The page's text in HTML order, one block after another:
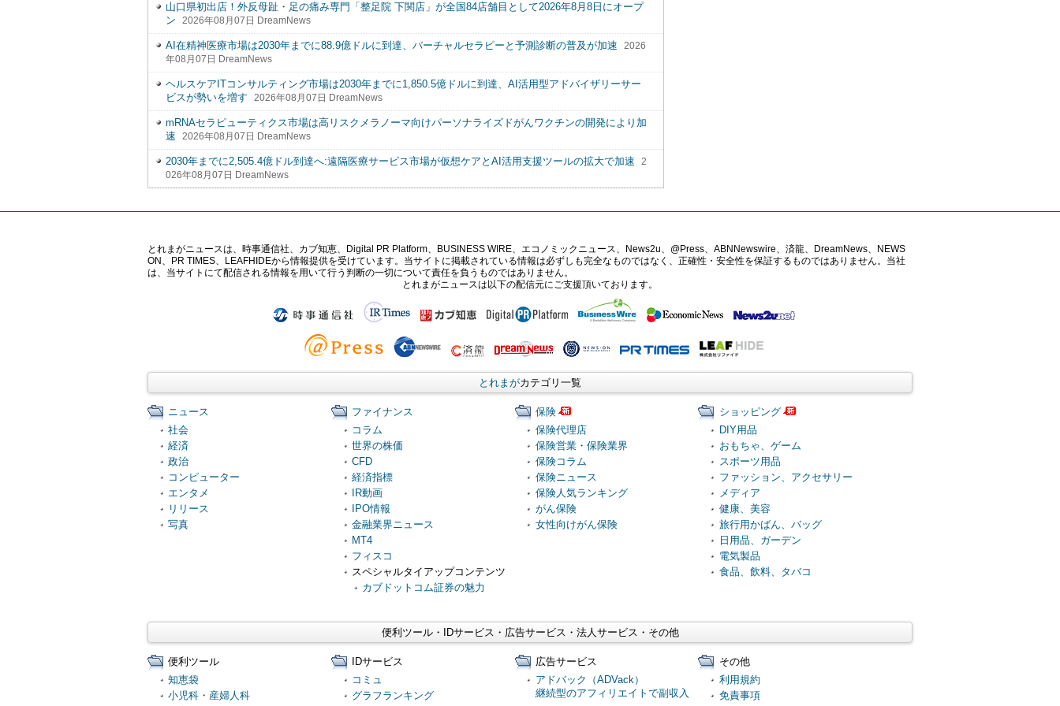
山口県初出店！外反母趾・足の痛み専門「整足院 下関店」が全国84店舗目として2026年8月8日にオープ
ン
2026年08月07日 DreamNews
AI在精神医療市場は2030年までに88.9億ドルに到達、バーチャルセラピーと予測診断の普及が加速
2026
年08月07日 DreamNews
ヘルスケアITコンサルティング市場は2030年までに1,850.5億ドルに到達、AI活用型アドバイザリーサー
ビスが勢いを増す
2026年08月07日 DreamNews
mRNAセラピューティクス市場は高リスクメラノーマ向けパーソナライズドがんワクチンの開発により加
速
2026年08月07日 DreamNews
2030年までに2,505.4億ドル到達へ:遠隔医療サービス市場が仮想ケアとAI活用支援ツールの拡大で加速
2
026年08月07日 DreamNews
とれまがニュースは、時事通信社、カブ知恵、Digital PR Platform、BUSINESS WIRE、エコノミックニュース、News2u、@Press、ABNNewswire、済龍、DreamNews、NEWS
ON、PR TIMES、LEAFHIDEから情報提供を受けています。当サイトに掲載されている情報は必ずしも完全なものではなく、正確性・安全性を保証するものではありません。当社
は、当サイトにて配信される情報を用いて行う判断の一切について責任を負うものではありません。
とれまがニュースは以下の配信元にご支援頂いております。
とれまがカテゴリ一覧
ニュース
社会
経済
政治
コンピューター
エンタメ
リリース
写真
ファイナンス
コラム
世界の株価
CFD
経済指標
IR動画
IPO情報
金融業界ニュース
MT4
フィスコ
スペシャルタイアップコンテンツ
カブドットコム証券の魅力
保険
保険代理店
保険営業・保険業界
保険コラム
保険ニュース
保険人気ランキング
がん保険
女性向けがん保険
ショッピング
DIY用品
おもちゃ、ゲーム
スポーツ用品
ファッション、アクセサリー
メディア
健康、美容
旅行用かばん、バッグ
日用品、ガーデン
電気製品
食品、飲料、タバコ
便利ツール・IDサービス・広告サービス・法人サービス・その他
便利ツール
知恵袋
小児科・産婦人科
IDサービス
コミュ
グラフランキング
広告サービス
アドバック（ADVack）
継続型のアフィリエイトで副収入
その他
利用規約
免責事項